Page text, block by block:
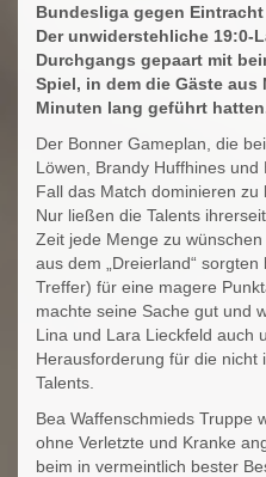
Bundesliga gegen
Der unwiderstehliche 19:0-
Durchgangs gepaart mit
Spiel, in dem die Gäste aus
Minuten lang geführt
Der Bonner Gameplan, die
Löwen, Brandy Huffhines
Fall das Match dominieren zu
Nur ließen die Talents
Zeit jede Menge zu
aus dem „Dreierland“
Treffer) für eine magere
machte seine Sache gut und
Lina und Lara Lieckfeld auch
Herausforderung für die
Talents.
Bea Waffenschmieds Truppe
ohne Verletzte und Kranke
beim in vermeintlich bester